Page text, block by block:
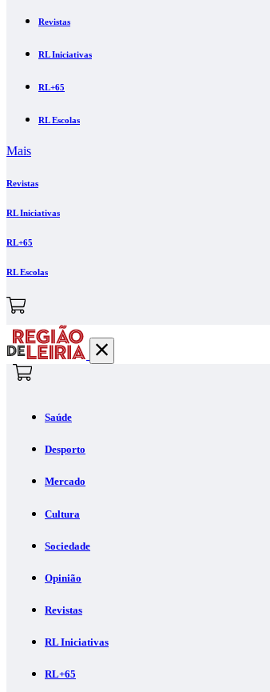
Revistas
RL Iniciativas
RL+65
RL Escolas
Mais
Revistas
RL Iniciativas
RL+65
RL Escolas
Saúde
Desporto
Mercado
Cultura
Sociedade
Opinião
Revistas
RL Iniciativas
RL+65